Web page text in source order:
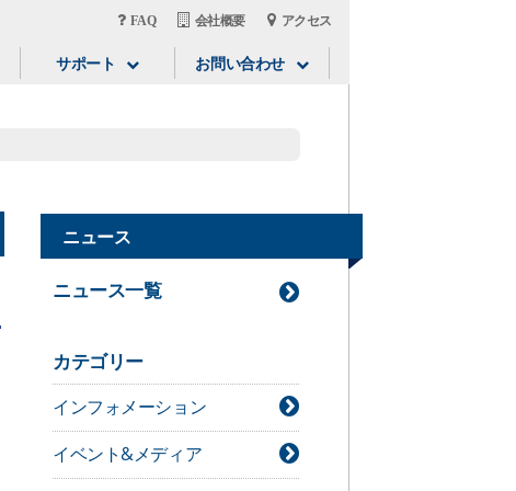
FAQ 会社概要 アクセス
サポート お問い合わせ
ニュース
ニュース一覧
カテゴリー
インフォメーション
イベント&メディア